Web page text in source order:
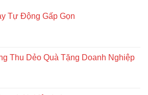
Tự Động Gấp Gọn
Thu Dẻo Quà Tặng Doanh Nghiệp